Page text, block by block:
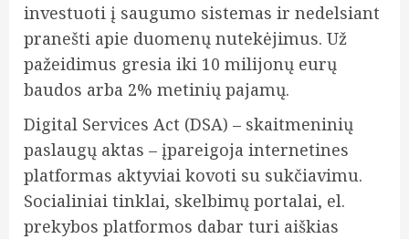
investuoti į saugumo sistemas ir nedelsiant
pranešti apie duomenų nutekėjimus. Už
pažeidimus gresia iki 10 milijonų eurų
baudos arba 2% metinių pajamų.
Digital Services Act (DSA) – skaitmeninių
paslaugų aktas – įpareigoja internetines
platformas aktyviai kovoti su sukčiavimu.
Socialiniai tinklai, skelbimų portalai, el.
prekybos platformos dabar turi aiškias